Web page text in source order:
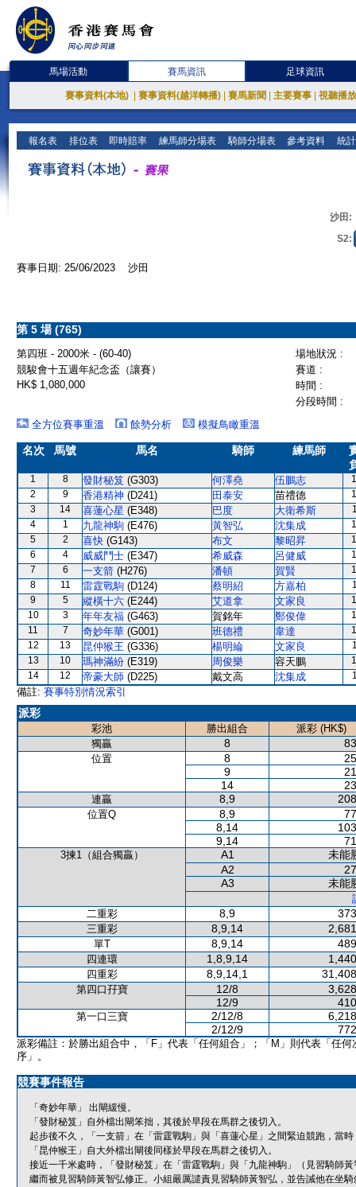
馬場活動 賽馬資訊 足球資訊
賽事資料(本地) 賽事資料(越洋轉播) 賽馬新聞 主要賽事 視聽播
報名表 排位表 即時賠率 練馬師分場表 騎師分場表 參考資料 統
沙田:
S2:
賽事日期: 25/06/2023 沙田
第 5 場 (765)
第四班 - 2000米 - (60-40)
場地狀況 :
競駿會十五週年紀念盃（讓賽）
賽道 :
HK$ 1,080,000
時間 :
分段時間 :
全方位賽事重溫
餘勢分析 模擬鳥瞰重溫
名次 馬號 馬名 騎師 練馬師
1 8 發財秘笈 (G303) 何澤堯 伍鵬志
2
9 香港精神 (D241) 田泰安 苗禮德
3
14 喜蓮心星 (E348) 巴度 大衛希斯
4
1 九龍神駒 (E476) 黃智弘 沈集成
5
2 喜快 (G143) 布文 黎昭昇
6
4 威威鬥士 (E347) 希威森 呂健威
7
6 一支箭 (H276) 潘頓 賀賢
8
11 雷霆戰駒 (D124) 蔡明紹 方嘉柏
9
5 縱橫十六 (E244) 艾道拿 文家良
10
3 年年友福 (G463) 賀銘年 鄭俊偉
11
7 奇妙年華 (G001) 班德禮 韋達
12
13 昆仲猴王 (G336) 楊明綸 文家良
13
10 瑪神滿紛 (E319) 周俊樂 容天鵬
14
12 帝豪大師 (D225) 戴文高 沈集成
備註: 賽事特別情況索引
派彩
彩池 勝出組合
派彩 (HK$)
獨贏
8
位置 8
9
14
連贏 8,9
位置Q 8,9
8,14
9,14
3揀1（組合獨贏） A1
未能
A2
A3
未能
二重彩
8,9
三重彩 8,9,14
單T 8,9,14
四連環 1,8,9,14
四重彩 8,9,14,1
第四口孖寶 12/8
12/9
第一口三寶 2/12/8
2/12/9
派彩備註：於勝出組合中，「F」代表「任何組合」；「M」則代表「任何
序」。
競賽事件報告
「奇妙年華」 出閘緩慢。
「發財秘笈」自外檔出閘笨拙，其後於早段在馬群之後切入。
起步後不久，「一支箭」在「雷霆戰駒」與「喜蓮心星」之間緊迫競跑，當
「昆仲猴王」自大外檔出閘後同樣於早段在馬群之後切入。
接近一千米處時，「發財秘笈」在「雷霆戰駒」與「九龍神駒」（見習騎師
繼而被見習騎師黃智弘修正。小組嚴厲譴責見習騎師黃智弘，並告誡他在坐